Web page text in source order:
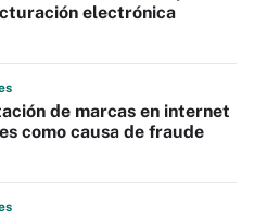
electrónica
de marcas en internet
como causa de fraude